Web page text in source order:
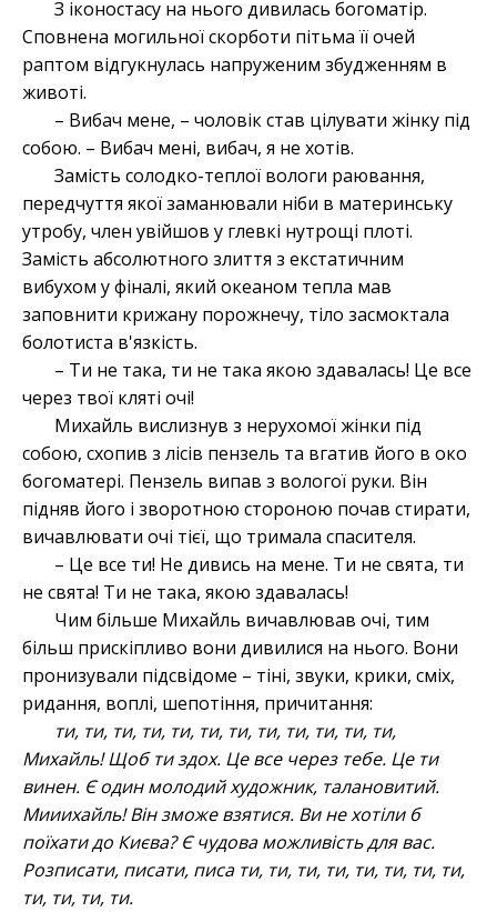
З іконостасу на нього дивилась богоматір.
Сповнена могильної скорботи пітьма її очей
раптом відгукнулась напруженим збудженням в
животі.
– Вибач мене, – чоловік став цілувати жінку під
собою. – Вибач мені, вибач, я не хотів.
Замість солодко-теплої вологи раювання,
передчуття якої заманювали ніби в материнську
утробу, член увійшов у глевкі нутрощі плоті.
Замість абсолютного злиття з екстатичним
вибухом у фіналі, який океаном тепла мав
заповнити крижану порожнечу, тіло засмоктала
болотиста в'язкість.
– Ти не така, ти не така якою здавалась! Це все
через твої кляті очі!
Михайль вислизнув з нерухомої жінки під
собою, схопив з лісів пензель та вгатив його в око
богоматері. Пензель випав з вологої руки. Він
підняв його і зворотною стороною почав стирати,
вичавлювати очі тієї, що тримала спасителя.
– Це все ти! Не дивись на мене. Ти не свята, ти
не свята! Ти не така, якою здавалась!
Чим більше Михайль вичавлював очі, тим
більш прискіпливо вони дивилися на нього. Вони
пронизували підсвідоме – тіні, звуки, крики, сміх,
ридання, воплі, шепотіння, причитання:
ти, ти, ти, ти, ти, ти, ти, ти, ти, ти, ти, ти,
Михайль! Щоб ти здох. Це все через тебе. Це ти
винен. Є один молодий художник, талановитий.
Мииихайль! Він зможе взятися. Ви не хотіли б
поїхати до Києва? Є чудова можливість для вас.
Розписати, писати, писа ти, ти, ти, ти, ти, ти, ти, ти,
ти, ти, ти, ти.